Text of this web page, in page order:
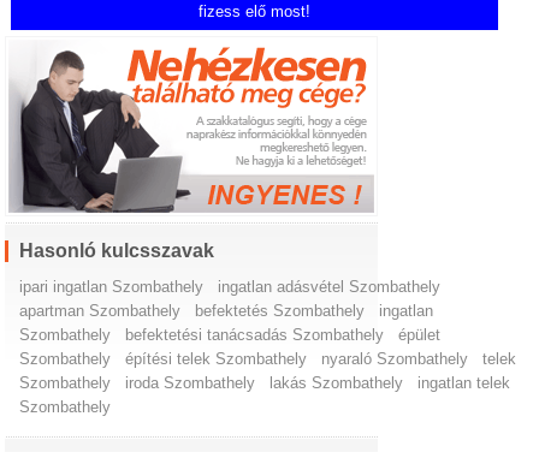
fizess elő most!
Hasonló kulcsszavak
ipari ingatlan Szombathely
ingatlan adásvétel Szombathely
apartman Szombathely
befektetés Szombathely
ingatlan
Szombathely
befektetési tanácsadás Szombathely
épület
Szombathely
építési telek Szombathely nyaraló Szombathely
telek
Szombathely
iroda Szombathely lakás Szombathely
ingatlan telek
Szombathely